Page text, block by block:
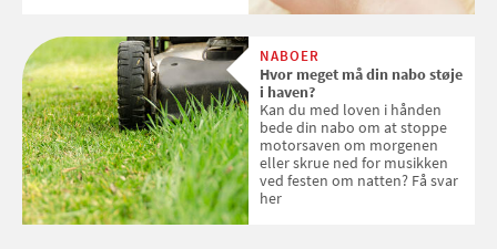
med SPF kan erstatte
solcreme, når man bevæger
sig ud i solen
NABOER
Hvor meget må din nabo støje
i haven?
Kan du med loven i hånden
bede din nabo om at stoppe
motorsaven om morgenen
eller skrue ned for musikken
ved festen om natten? Få svar
her